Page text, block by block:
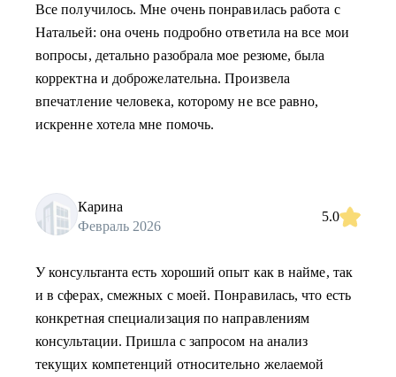
Все получилось. Мне очень понравилась работа с
Натальей: она очень подробно ответила на все мои
вопросы, детально разобрала мое резюме, была
корректна и доброжелательна. Произвела
впечатление человека, которому не все равно,
искренне хотела мне помочь.
Карина
Февраль 2026
5.0
У консультанта есть хороший опыт как в найме, так
и в сферах, смежных с моей. Понравилась, что есть
конкретная специализация по направлениям
консультации. Пришла с запросом на анализ
текущих компетенций относительно желаемой